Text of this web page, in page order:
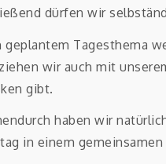
dürfen wir
geplantem Tagesthema
wir auch mit
gibt.
haben wir
in einem